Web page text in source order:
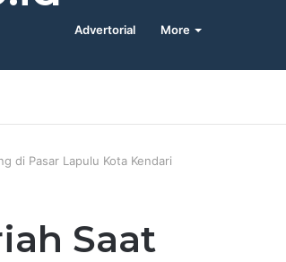
Advertorial More
di Pasar Lapulu Kota Kendari
Saat